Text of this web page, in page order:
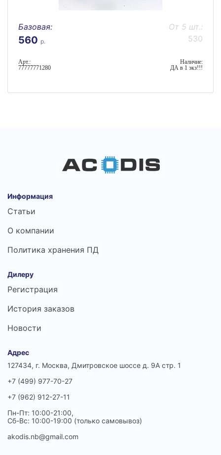
Базовая:
560 р.
От 5 шт.:
530
Арт.:
77777771280
Наличие:
ДА в 1 экз!!!
Информация
Статьи
О компании
Политика хранения ПД
Дилеру
Регистрация
История заказов
Новости
Адрес
127434, г. Москва, Дмитровское шоссе д. 9А стр. 1
+7 (499) 977-70-27
+7 (962) 912-27-11
Пн-Пт: 10:00-21:00,
Сб-Вс: 10:00-19:00 (только самовывоз)
akodis.nb@gmail.com